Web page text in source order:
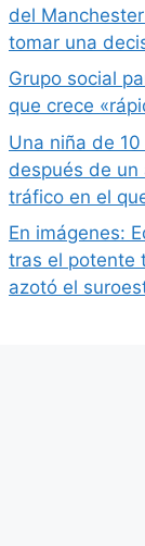
del
tomar una
Grupo social
que crece
Una niña de
después de
tráfico en el
En imágenes:
tras el potente
azotó el